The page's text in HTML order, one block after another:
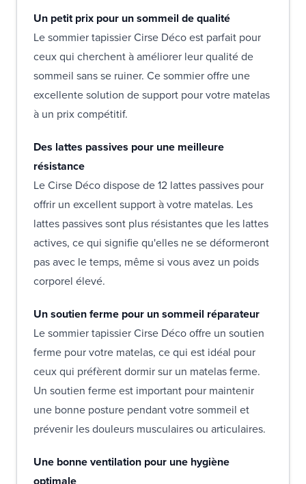
Un petit prix pour un sommeil de qualité
Le sommier tapissier Cirse Déco est parfait pour
ceux qui cherchent à améliorer leur qualité de
sommeil sans se ruiner. Ce sommier offre une
excellente solution de support pour votre matelas
à un prix compétitif.
Des lattes passives pour une meilleure
résistance
Le Cirse Déco dispose de 12 lattes passives pour
offrir un excellent support à votre matelas. Les
lattes passives sont plus résistantes que les lattes
actives, ce qui signifie qu'elles ne se déformeront
pas avec le temps, même si vous avez un poids
corporel élevé.
Un soutien ferme pour un sommeil réparateur
Le sommier tapissier Cirse Déco offre un soutien
ferme pour votre matelas, ce qui est idéal pour
ceux qui préfèrent dormir sur un matelas ferme.
Un soutien ferme est important pour maintenir
une bonne posture pendant votre sommeil et
prévenir les douleurs musculaires ou articulaires.
Une bonne ventilation pour une hygiène
optimale